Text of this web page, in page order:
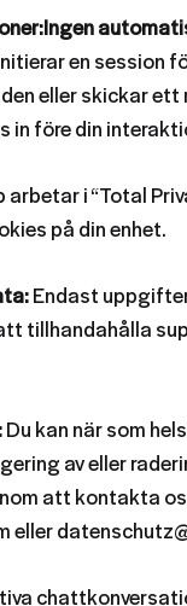
en session
eller skickar ett
in före din
arbetar i “Total
på din enhet.
Endast
tillhandahålla
Du kan när som
av eller
att kontakta
eller